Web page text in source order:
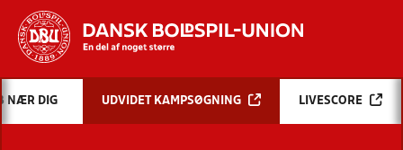
Hvad vil du søge efter?
INDHOLD OG NYHEDER
NÆR DIG UDVIDET KAMPSØGNING LIVESCORE